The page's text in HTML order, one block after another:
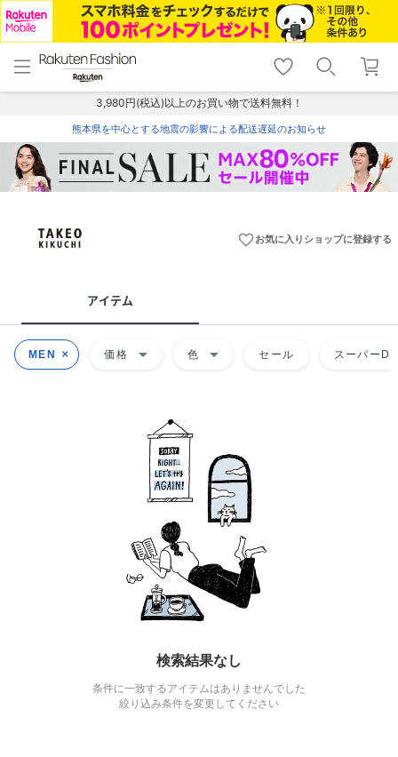
menu home
トップ
shopping_cart lock_outline
ログイン
3,980円(税込)以上のお買い物で送料無料！
熊本県を中心とする地震の影響による配送遅延のお知らせ
favorite_borderお気に入りショップに登録する
アイテム
MEN 価格 arrow_drop_down 色 arrow_drop_down セール スーパー
検索結果なし
条件に一致するアイテムはありませんでした
絞り込み条件を変更してください